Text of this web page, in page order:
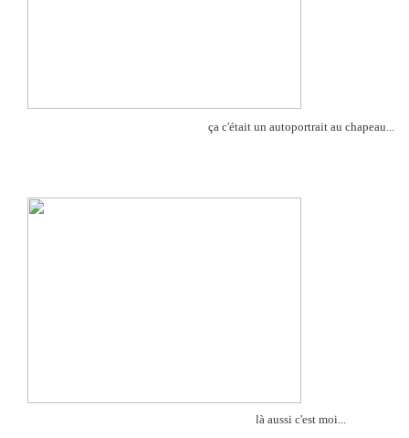
ça c'était un autoportrait au chapeau...
là aussi c'est moi...